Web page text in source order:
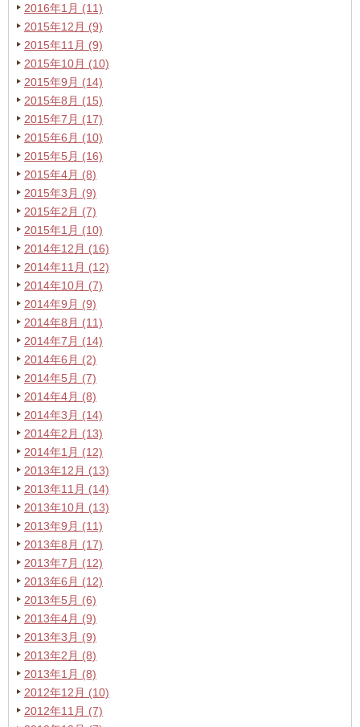
2016年1月 (11)
2015年12月 (9)
2015年11月 (9)
2015年10月 (10)
2015年9月 (14)
2015年8月 (15)
2015年7月 (17)
2015年6月 (10)
2015年5月 (16)
2015年4月 (8)
2015年3月 (9)
2015年2月 (7)
2015年1月 (10)
2014年12月 (16)
2014年11月 (12)
2014年10月 (7)
2014年9月 (9)
2014年8月 (11)
2014年7月 (14)
2014年6月 (2)
2014年5月 (7)
2014年4月 (8)
2014年3月 (14)
2014年2月 (13)
2014年1月 (12)
2013年12月 (13)
2013年11月 (14)
2013年10月 (13)
2013年9月 (11)
2013年8月 (17)
2013年7月 (12)
2013年6月 (12)
2013年5月 (6)
2013年4月 (9)
2013年3月 (9)
2013年2月 (8)
2013年1月 (8)
2012年12月 (10)
2012年11月 (7)